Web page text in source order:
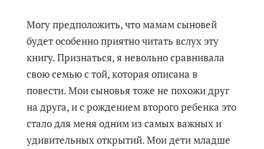
Могу предположить, что мамам сыновей
будет особенно приятно читать вслух эту
книгу. Признаться, я невольно сравнивала
свою семью с той, которая описана в
повести. Мои сыновья тоже не похожи друг
на друга, и с рождением второго ребенка это
стало для меня одним из самых важных и
удивительных открытий. Мои дети младше